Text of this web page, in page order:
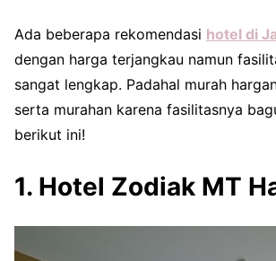
Ada beberapa rekomendasi hotel di
dengan harga terjangkau namun
sangat lengkap. Padahal murah
serta murahan karena fasilitasnya
berikut ini!
1. Hotel Zodiak MT